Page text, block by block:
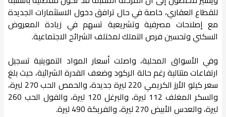
للقطاع العقاري، خاصة في حال ترافق دخول الاستثمارات الجديدة
مع إصلاحات مصرفية وتشريعية تسهم في زيادة المعروض
السكني وتحسين فرص التملك لمختلف الشرائح الاجتماعية.
وفي الأسواق المحلية، واصلت أسعار المواد التموينية تسجيل
ارتفاعات متتالية رغم حالة الركود وضعف القدرة الشرائية، حيث بلغ
سعر كيلو الأرز الكريمي 220 ليرة جديدة، والحمص الحب 270 ليرة،
والسكر المغلف 112 ليرة، والبرغل 120 ليرة، والفول الحب 260
ليرة، والعدس الأبيض 270 ليرة، والفريكة 490 ليرة.